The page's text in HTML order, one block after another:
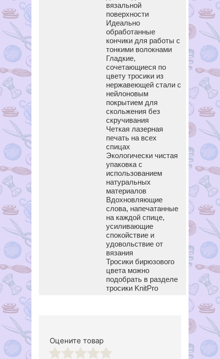
вязальной
поверхности
Идеально
обработанные
кончики для работы с
тонкими волокнами
Гладкие,
сочетающиеся по
цвету тросики из
нержавеющей стали с
нейлоновым
покрытием для
скольжения без
скручивания
Четкая лазерная
печать на всех
спицах
Экологически чистая
упаковка с
использованием
натуральных
материалов
Вдохновляющие
слова, напечатанные
на каждой спице,
усиливающие
спокойствие и
удовольствие от
вязания
Тросики бирюзового
цвета можно
подобрать в разделе
тросики KnitPro
Оцените товар